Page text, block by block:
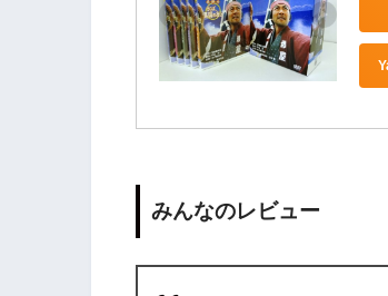
みんなのレビュー